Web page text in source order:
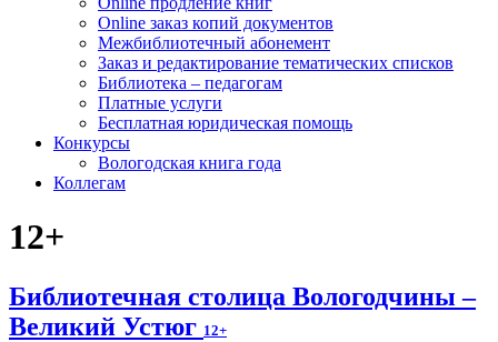
Online заказ копий документов
Межбиблиотечный абонемент
Заказ и редактирование тематических списков
Библиотека – педагогам
Платные услуги
Бесплатная юридическая помощь
Конкурсы
Вологодская книга года
Коллегам
12+
Библиотечная столица Вологодчины –
Великий Устюг 12+